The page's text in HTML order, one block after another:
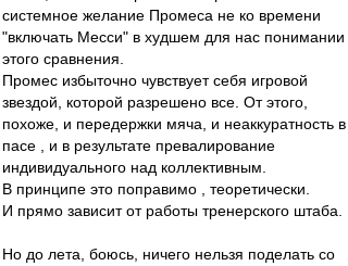
системное желание Промеса не ко времени
"включать Месси" в худшем для нас понимании
этого сравнения.
Промес избыточно чувствует себя игровой
звездой, которой разрешено все. От этого,
похоже, и передержки мяча, и неаккуратность в
пасе , и в результате превалирование
индивидуального над коллективным.
В принципе это поправимо , теоретически.
И прямо зависит от работы тренерского штаба.
Но до лета, боюсь, ничего нельзя поделать со